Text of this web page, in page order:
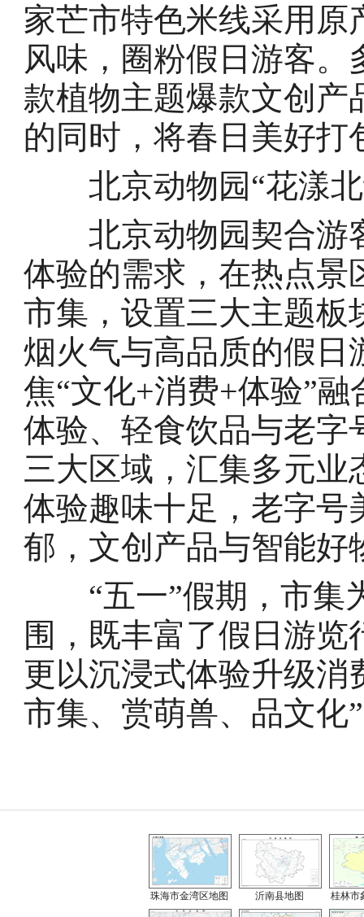
家芒市特色米线采用
风味，圈粉假日游客
款植物主题爆款文创产
的同时，将春日美好打
北京动物园“花漾北
北京动物园契合游
体验的需求，在热点景
市集，设置三大主题板
烟火气与高品质的假日
焦“文化+消费+体验”
体验、轻食饮品与老字
三大区域，汇集多元业
体验趣味十足，老字号
郁，文创产品与智能好
“五一”假期，市集
围，既丰富了假日游
更以沉浸式体验升级消
市集、赏萌兽、品文化
珠海市金湾区地图 沂南县地图 桂林市